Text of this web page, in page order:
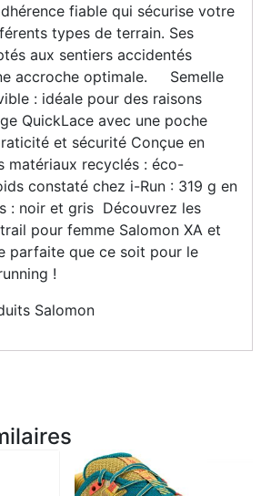
fiable qui sécurise votre
types de terrain. Ses
aux sentiers accidentés
accroche optimale. Semelle
: idéale pour des raisons
QuickLace avec une poche
et sécurité Conçue en
matériaux recyclés : éco-
constaté chez i-Run : 319 g en
: noir et gris Découvrez les
pour femme Salomon XA et
parfaite que ce soit pour le
!
Salomon